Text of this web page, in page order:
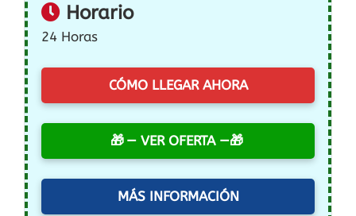
Horario
24 Horas
CÓMO LLEGAR AHORA
— VER OFERTA —
MÁS INFORMACIÓN